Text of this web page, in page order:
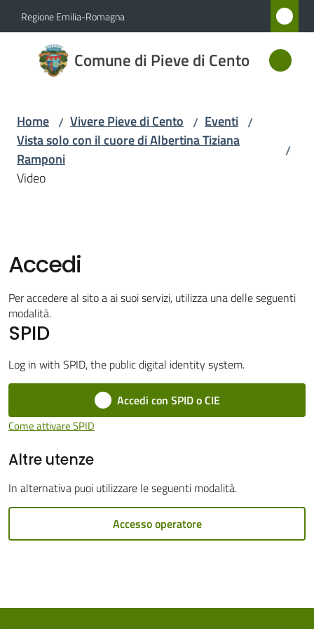
Vai al contenuto
Vai alla navigazione
Vai al footer
Regione Emilia-Romagna
Comune di Pieve di Cento
Comune
di Pieve
Amministrazione
Vivere
Pieve
di
Cento
Amministrazione
Tutti
Home / Vivere Pieve di Cento / Eventi /
Vista solo con il cuore di Albertina Tiziana
Ramponi
/
Video
Accedi
Per accedere al sito a ai suoi servizi, utilizza una delle seguenti
modalità.
SPID
Log in with SPID, the public digital identity system.
Accedi con SPID o CIE
Come attivare SPID
Altre utenze
In alternativa puoi utilizzare le seguenti modalità.
Accesso operatore